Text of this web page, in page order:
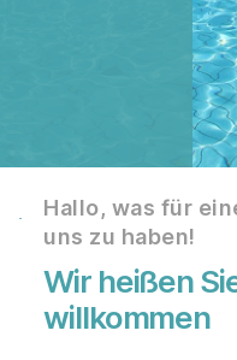
Hallo, was für
uns zu haben!
Wir heißen
willkommen